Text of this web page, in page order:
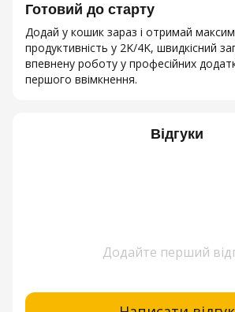
Готовий до старту
Додай у кошик зараз і отримай
продуктивність у 2K/4K, швидкісний
впевнену роботу у професійних
першого ввімкнення.
Відгуки
Додайте перший